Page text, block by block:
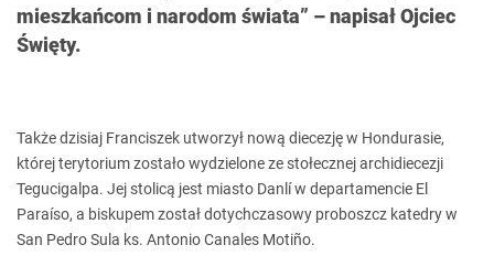
mieszkańcom i narodom świata” – napisał Ojciec
Święty.
Także dzisiaj Franciszek utworzył nową diecezję w Hondurasie,
której terytorium zostało wydzielone ze stołecznej archidiecezji
Tegucigalpa. Jej stolicą jest miasto Danlí w departamencie El
Paraíso, a biskupem został dotychczasowy proboszcz katedry w
San Pedro Sula ks. Antonio Canales Motiño.